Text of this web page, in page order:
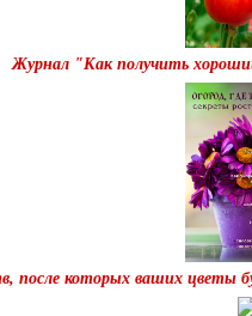
Журнал "Как получить
после которых ваших цветы